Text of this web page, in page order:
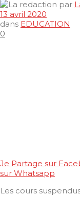
par
13 avril 2020
dans EDUCATION
0
Je Partage sur
sur Whatsapp
Les cours